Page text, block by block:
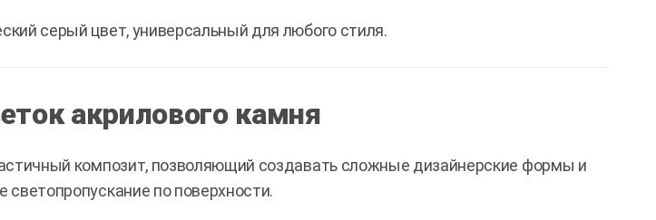
серый цвет, универсальный для любого стиля.
акрилового камня
композит, позволяющий создавать сложные дизайнерские формы и
по поверхности.